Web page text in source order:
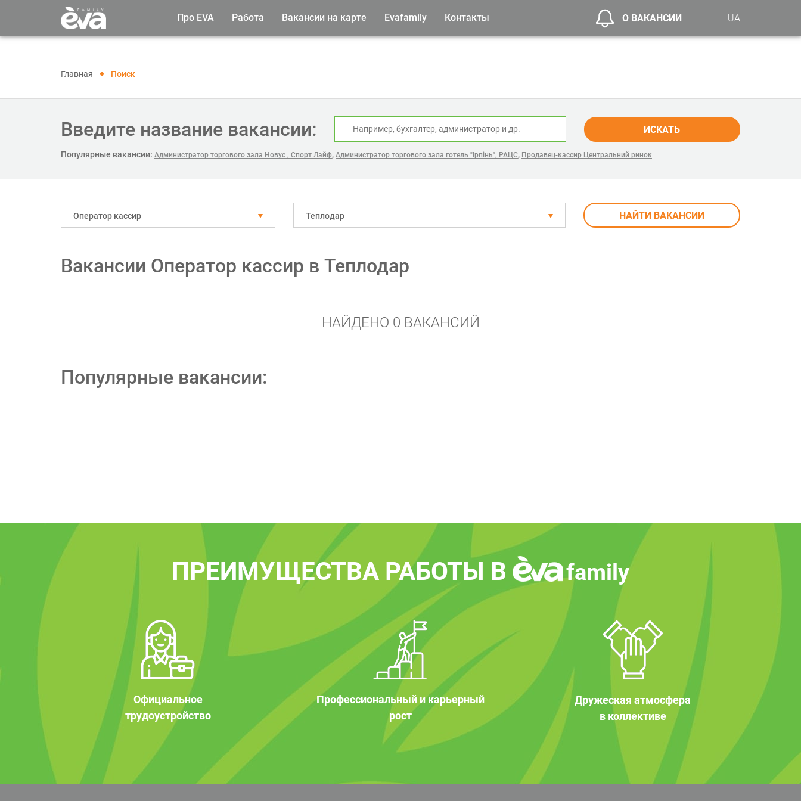
Про EVA Работа Вакансии на карте Evafamily Контакты О ВАКАНСИИ UA
Главная Поиск
Введите название вакансии: ИСКАТЬ
Популярные вакансии: Администратор торгового зала Новус , Спорт Лайф, Администратор торгового зала готель "Ірпінь", РАЦС, Продавец-кассир Центральний ринок
Оператор кассир Теплодар НАЙТИ ВАКАНСИИ
Вакансии Оператор кассир в Теплодар
НАЙДЕНО 0 ВАКАНСИЙ
Популярные вакансии:
ПРЕИМУЩЕСТВА РАБОТЫ В family
Официальное
трудоустройство
Профессиональный и карьерный
рост
Дружеская атмосфера
в коллективе